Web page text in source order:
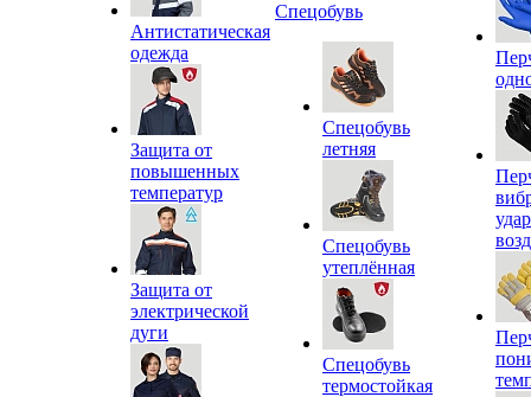
Антистатическая
одежда
Защита от
повышенных
температур
Защита от
электрической
дуги
Спецобувь
Спецобувь
летняя
Спецобувь
утеплённая
Спецобувь
термостойкая